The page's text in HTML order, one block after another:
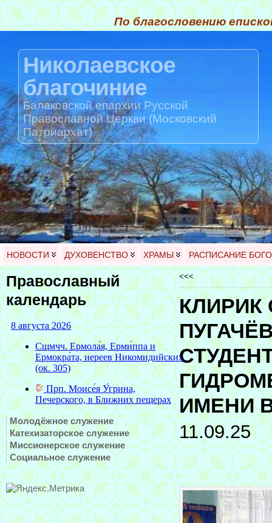
По благословению
Николаевское
благочиние
Балаковской епархии Русской
Православной Церкви (Московский
Патриархат)
НОВОСТИ ДУХОВЕНСТВО ХРАМЫ РАСПИСАНИЕ
Православный
календарь
Молодёжное служение
Катехизаторское служение
Миссионерское служение
Социальное служение
<<<
КЛИРИК
ИМЕНИ
11.09.25